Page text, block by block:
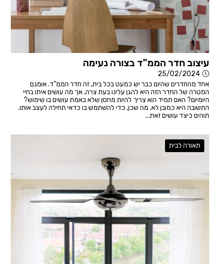
עיצוב חדר הממ"ד בצורה נעימה
25/02/2024
אחד מהחדרים שהיום כבר יש כמעט בכל בית, זה חדר הממ"ד. אומנם
המטרה של החדר הזה היא להגן עלינו בעת צרה, אך מה עושים איתו בחיי
היומיום? האם תמיד הוא צריך להיות מחסן שלא באמת עושים בו שימוש?
התשובה היא כמובן לא. מה שכן, כדי להשתמש בו כדאי תחילה לעצב אותו.
תוהים כיצד עושים זאת...
תאורה לבית